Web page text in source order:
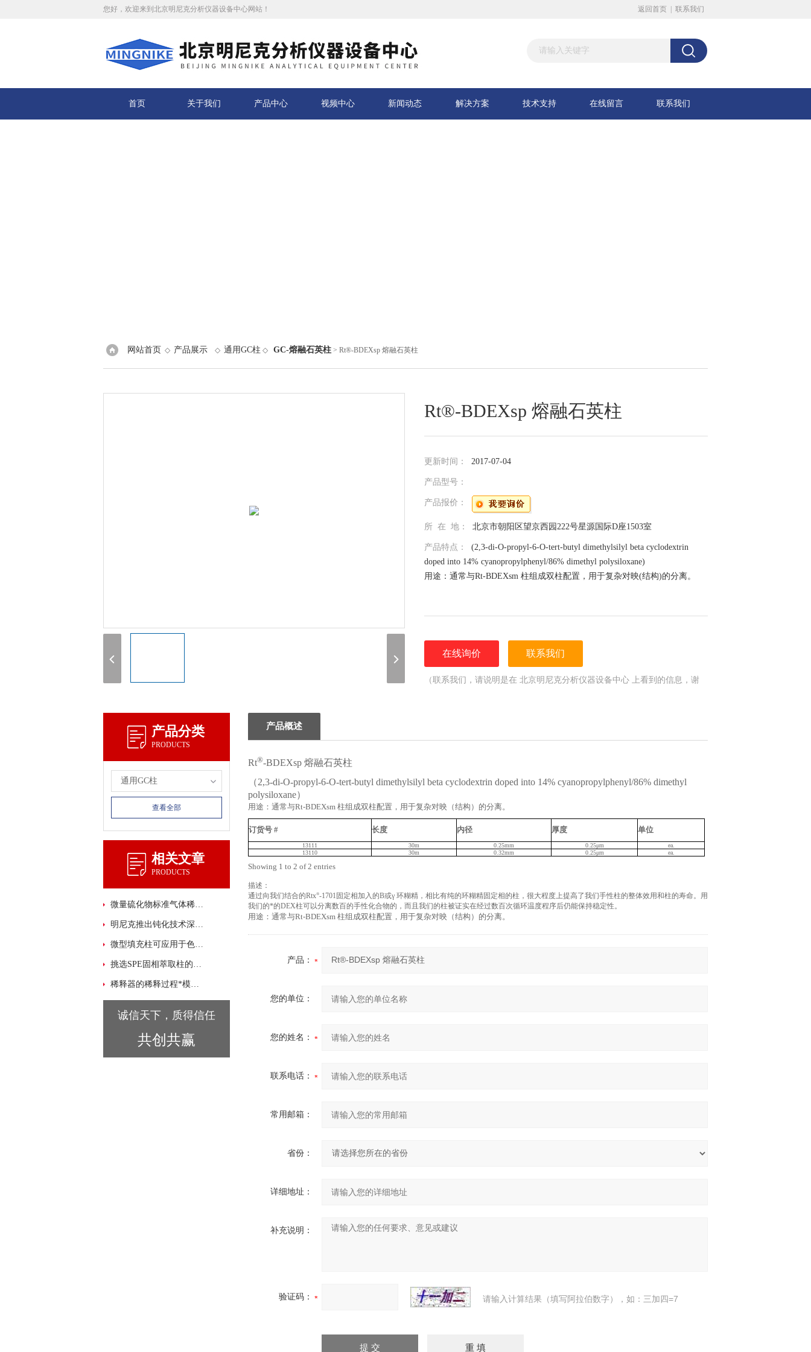
您好，欢迎来到北京明尼克分析仪器设备中心网站！ 返回首页 联系我们
首页 关于我们 产品中心 视频中心 新闻动态 解决方案 技术支持 在线留言 联系我们
网站首页 ◇ 产品展示 ◇ 通用GC柱 ◇ GC-熔融石英柱 > Rt®-ΒDEXsp 熔融石英柱
Rt®-ΒDEXsp 熔融石英柱
更新时间： 2017-07-04
产品型号：
产品报价：
所 在 地： 北京市朝阳区望京西园222号星源国际D座1503室
产品特点： (2,3-di-O-propyl-6-O-tert-butyl dimethylsilyl beta cyclodextrin
doped into 14% cyanopropylphenyl/86% dimethyl polysiloxane)
用途：通常与Rt-ΒDEXsm 柱组成双柱配置，用于复杂对映(结构)的分离。
在线询价 联系我们
（联系我们，请说明是在 北京明尼克分析仪器设备中心 上看到的信息，谢
产品分类
PRODUCTS
通用GC柱
查看全部
相关文章
PRODUCTS
微量硫化物标准气体稀释仪应用综述
明尼克推出钝化技术深度应用系列：钝化工艺与分析仪器一体化
微型填充柱可应用于色谱分析的各个行业
挑选SPE固相萃取柱的方法
稀释器的稀释过程*模拟手工过程
诚信天下，质得信任
共创共赢
产品概述
Rt®-ΒDEXsp 熔融石英柱
（2,3-di-O-propyl-6-O-tert-butyl dimethylsilyl beta cyclodextrin doped into 14% cyanopropylphenyl/86% dimethyl
polysiloxane）
用途：通常与Rt-ΒDEXsm 柱组成双柱配置，用于复杂对映（结构）的分离。
订货号 # 长度 内径 厚度 单位
13111 30m 0.25mm 0.25μm
ea.
13110
30m 0.32mm 0.25μm ea.
Showing 1 to 2 of 2 entries
描述：
通过向我们结合的Rtx®-1701固定相加入的Β或γ 环糊精，相比有纯的环糊精固定相的柱，很大程度上提高了我们手性柱的整体效用和柱的寿命。用
我们的*的DEX柱可以分离数百的手性化合物的，而且我们的柱被证实在经过数百次循环温度程序后仍能保持稳定性。
用途：通常与Rt-ΒDEXsm 柱组成双柱配置，用于复杂对映（结构）的分离。
产品：
您的单位：
您的姓名：
联系电话：
常用邮箱：
省份：
详细地址：
补充说明：
验证码： 请输入计算结果（填写阿拉伯数字），如：三加四=7